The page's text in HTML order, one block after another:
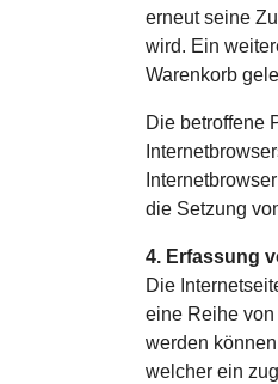
erneut seine
wird. Ein
Warenkorb
Die betroffene
die Setzung
4. Erfassung
Die
eine Reihe
werden
welcher ein